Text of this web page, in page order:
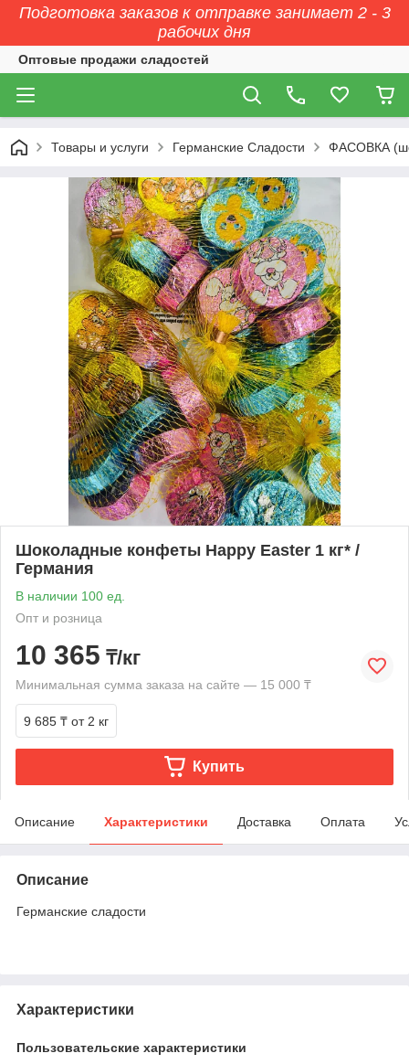
Подготовка заказов к отправке занимает 2 - 3
рабочих дня
Оптовые продажи сладостей
Товары и услуги Германские Сладости ФАСОВКА
Шоколадные конфеты Happy Easter 1 кг* /
Германия
В наличии 100 ед.
Опт и розница
10 365 ₸/кг
Минимальная сумма заказа на сайте — 15 000 ₸
9 685 ₸ от 2 кг
Купить
Описание Характеристики Доставка Оплата
Описание
Германские сладости
Характеристики
Пользовательские характеристики